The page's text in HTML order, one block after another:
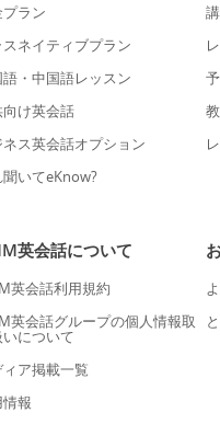
ラン
スネイティブプラン
・中国語レッスン
け英会話
ネス英会話オプション
聞いてeKnow?
英会話について
英会話利用規約
英会話グループの個人情報取
いについて
ィア掲載一覧
報